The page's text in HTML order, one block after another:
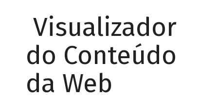
Visualizador
do Conteúdo
da Web